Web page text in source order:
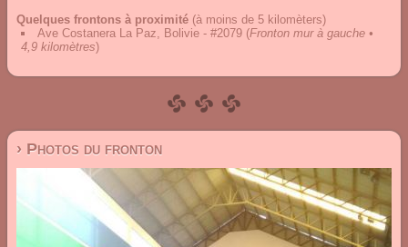
Quelques frontons à proximité (à moins de 5 kilomèters)
Ave Costanera La Paz, Bolivie - #2079 (Fronton mur à gauche •
4,9 kilomètres)
› Photos du fronton